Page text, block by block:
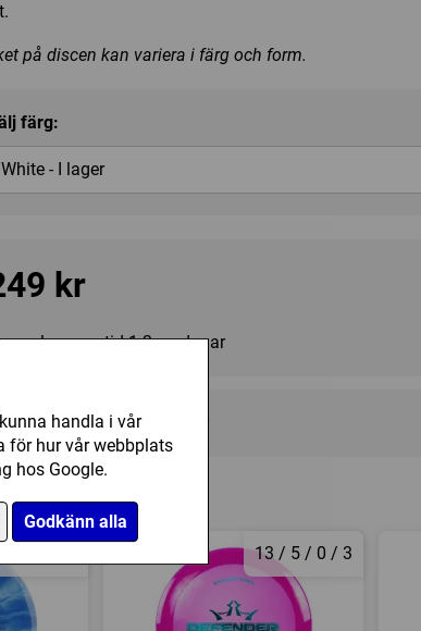
handla i vår
för hur vår webbplats
hos Google.
Godkänn alla
på discen kan variera i färg och form.
färg:
White - I lager
kr
leveranstid 1-3 vardagar
Distance Driver
13 / 5 / 0 / 3